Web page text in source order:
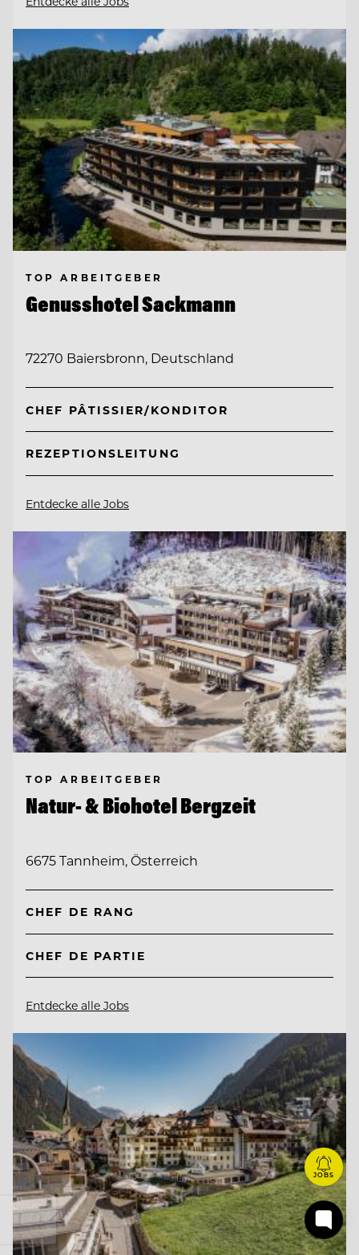
TOP ARBEITGEBER
Genusshotel Sackmann
72270 Baiersbronn, Deutschland
CHEF PÂTISSIER/KONDITOR
REZEPTIONSLEITUNG
Entdecke alle Jobs
TOP ARBEITGEBER
Natur- & Biohotel Bergzeit
6675 Tannheim, Österreich
CHEF DE RANG
CHEF DE PARTIE
Entdecke alle Jobs
JOBS